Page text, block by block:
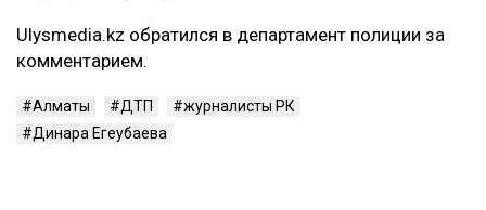
Ulysmedia.kz обратился в департамент полиции за
комментарием.
Алматы ДТП
журналисты РК
Динара Егеубаева